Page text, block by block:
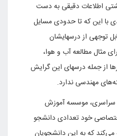
اطلاعات دقیقی به دست
با این که تا حدودی مسایل
توجهی از درسهایشان
مثال مطالعه آب و هوا،
از جمله درسهای این گرایش
مهندسی ندارد.
سراسری، موسسه آموزش
خود تعدادی دانشجو
می‌کند که به این دانشجویان